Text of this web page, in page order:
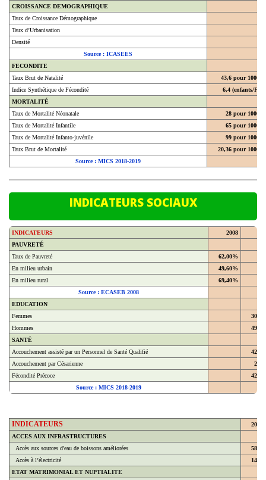
Taux de Croissance Démographique
Taux d’Urbanisation
Densité
Source : ICASEES
FECONDITE
Taux Brut de Natalité
43,6 pour 1000
Indice Synthétique de Fécondité
6,4 (enfants/F)
MORTALITÉ
Taux de Mortalité Néonatale
28 pour 1000
Taux de Mortalité Infantile
65 pour 1000
Taux de Mortalité Infanto-juvénile
99 pour 1000
Taux Brut de Mortalité
20,36 pour 1000
Source : MICS 2018-2019
INDICATEURS SOCIAUX
INDICATEURS 2008
PAUVRETÉ
Taux de Pauvreté
62,00%
En milieu urbain
49,60%
En milieu rural
69,40%
Source : ECASEB 2008
EDUCATION
Femmes
Hommes
SANTÉ
Accouchement assisté par un Personnel de Santé Qualifié
Accouchement par Césarienne
Fécondité Précoce
Source : MICS 2018-2019
INDICATEURS
2018
ACCES AUX INFRASTRUCTURES
Accès aux sources d'eau de boissons améliorées
Accès à l’électricité
ETAT MATRIMONIAL ET NUPTIALITE
Mariage av. l’âge de 15 ans